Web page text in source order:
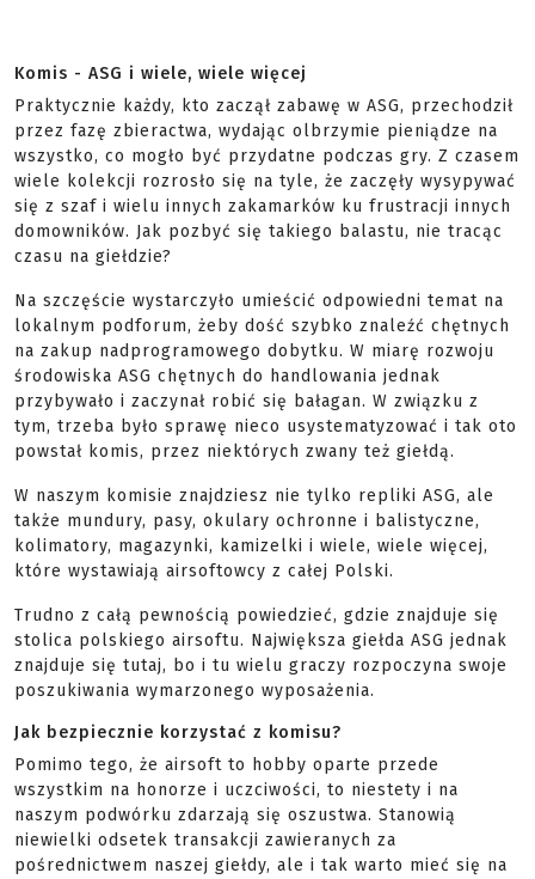
Komis - ASG i wiele, wiele więcej
Praktycznie każdy, kto zaczął zabawę w ASG, przechodził
przez fazę zbieractwa, wydając olbrzymie pieniądze na
wszystko, co mogło być przydatne podczas gry. Z czasem
wiele kolekcji rozrosło się na tyle, że zaczęły wysypywać
się z szaf i wielu innych zakamarków ku frustracji innych
domowników. Jak pozbyć się takiego balastu, nie tracąc
czasu na giełdzie?
Na szczęście wystarczyło umieścić odpowiedni temat na
lokalnym podforum, żeby dość szybko znaleźć chętnych
na zakup nadprogramowego dobytku. W miarę rozwoju
środowiska ASG chętnych do handlowania jednak
przybywało i zaczynał robić się bałagan. W związku z
tym, trzeba było sprawę nieco usystematyzować i tak oto
powstał komis, przez niektórych zwany też giełdą.
W naszym komisie znajdziesz nie tylko repliki ASG, ale
także mundury, pasy, okulary ochronne i balistyczne,
kolimatory, magazynki, kamizelki i wiele, wiele więcej,
które wystawiają airsoftowcy z całej Polski.
Trudno z całą pewnością powiedzieć, gdzie znajduje się
stolica polskiego airsoftu. Największa giełda ASG jednak
znajduje się tutaj, bo i tu wielu graczy rozpoczyna swoje
poszukiwania wymarzonego wyposażenia.
Jak bezpiecznie korzystać z komisu?
Pomimo tego, że airsoft to hobby oparte przede
wszystkim na honorze i uczciwości, to niestety i na
naszym podwórku zdarzają się oszustwa. Stanowią
niewielki odsetek transakcji zawieranych za
pośrednictwem naszej giełdy, ale i tak warto mieć się na